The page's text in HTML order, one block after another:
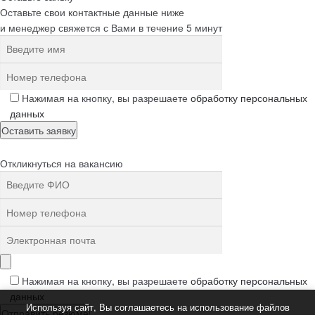
Оставьте свои контактные данные ниже
и менеджер свяжется с Вами в течение 5 минут
Нажимая на кнопку, вы разрешаете обработку персональных
данных
Откликнуться на вакансию
Нажимая на кнопку, вы разрешаете обработку персональных
данных
Используя сайт, Вы соглашаетесь на использование файлов